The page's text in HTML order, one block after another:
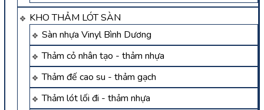
KHO THẢM LÓT SÀN
Sàn nhựa Vinyl Bình Dương
Thảm cỏ nhân tạo - thảm nhựa
Thảm đế cao su - thảm gạch
Thảm lót lối đi - thảm nhựa